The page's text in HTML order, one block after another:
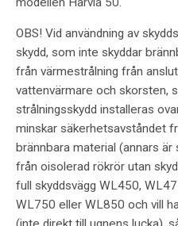
OBS! Vid användning av
skydd, som inte skyddar
från värmestrålning från
vattenvärmare och skorsten,
strålningsskydd installeras
minskar säkerhetsavståndet
brännbara material (annars
från oisolerad rökrör utan
full skyddsvägg WL450,
WL750 eller WL850 och vill